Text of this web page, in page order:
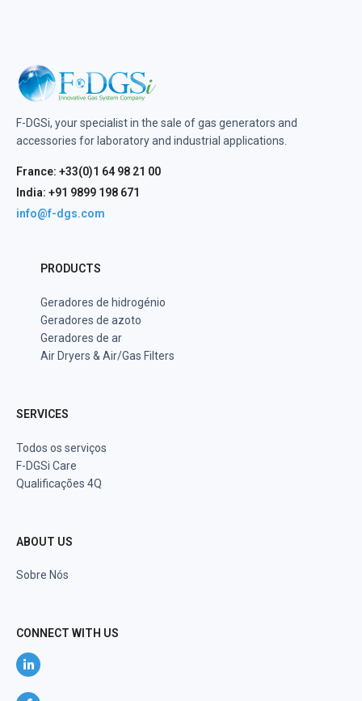
F-DGSi, your specialist in the sale of gas generators and
accessories for laboratory and industrial applications.
France: +33(0)1 64 98 21 00
India: +91 9899 198 671
info@f-dgs.com
PRODUCTS
Geradores de hidrogénio
Geradores de azoto
Geradores de ar
Air Dryers & Air/Gas Filters
SERVICES
Todos os serviços
F-DGSi Care
Qualificações 4Q
ABOUT US
Sobre Nós
CONNECT WITH US